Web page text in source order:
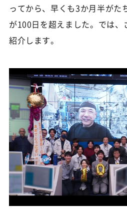
ってから、早くも3か月半がた
が100日を超えました。では、
紹介します。